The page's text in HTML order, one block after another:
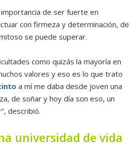
de ser fuerte en
con firmeza y determinación, de
se puede superar.
como quizás la mayoría en
valores y eso es lo que trato
a mí me daba desde joven una
de soñar y hoy día son eso, un
describió.
universidad de vida